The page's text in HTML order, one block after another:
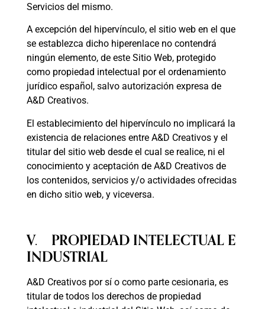
Servicios del mismo.
A excepción del hipervínculo, el sitio web en el que
se establezca dicho hiperenlace no contendrá
ningún elemento, de este Sitio Web, protegido
como propiedad intelectual por el ordenamiento
jurídico español, salvo autorización expresa de
A&D Creativos.
El establecimiento del hipervínculo no implicará la
existencia de relaciones entre A&D Creativos y el
titular del sitio web desde el cual se realice, ni el
conocimiento y aceptación de A&D Creativos de
los contenidos, servicios y/o actividades ofrecidas
en dicho sitio web, y viceversa.
V. PROPIEDAD INTELECTUAL E
INDUSTRIAL
A&D Creativos por sí o como parte cesionaria, es
titular de todos los derechos de propiedad